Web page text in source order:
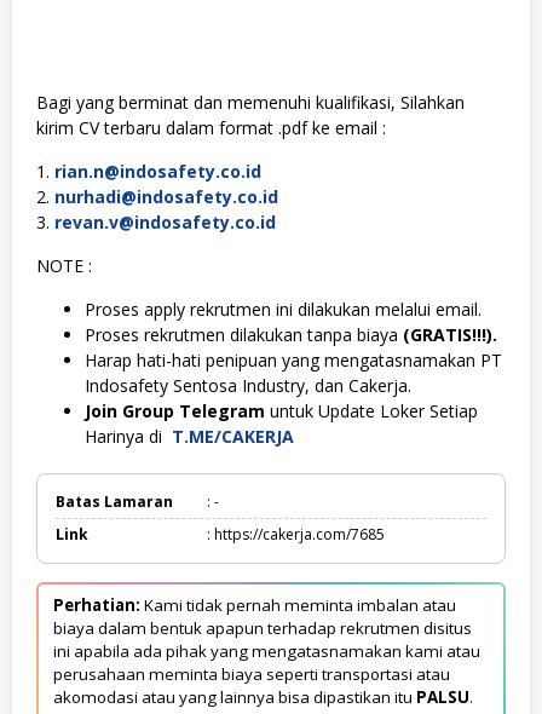
Bagi yang berminat dan memenuhi kualifikasi, Silahkan
kirim CV terbaru dalam format .pdf ke email :
1. rian.n@indosafety.co.id
2. nurhadi@indosafety.co.id
3. revan.v@indosafety.co.id
NOTE :
Proses apply rekrutmen ini dilakukan melalui email.
Proses rekrutmen dilakukan tanpa biaya (GRATIS!!!).
Harap hati-hati penipuan yang mengatasnamakan PT
Indosafety Sentosa Industry, dan Cakerja.
Join Group Telegram untuk Update Loker Setiap
Harinya di T.ME/CAKERJA
Batas Lamaran
: -
Link
: https://cakerja.com/7685
Perhatian: Kami tidak pernah meminta imbalan atau
biaya dalam bentuk apapun terhadap rekrutmen disitus
ini apabila ada pihak yang mengatasnamakan kami atau
perusahaan meminta biaya seperti transportasi atau
akomodasi atau yang lainnya bisa dipastikan itu PALSU.